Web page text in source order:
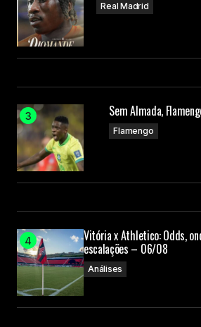
Real Madrid
Sem Almada,
Flamengo
Vitória x Athletico: Odds,
escalações – 06/08
Análises